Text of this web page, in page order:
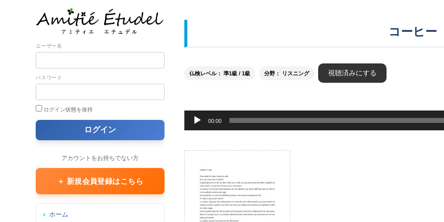
コーヒー
仏検レベル： 準1級 / 1級 分野： リスニング 視聴済みにする
声
レ
ー
ヤ
ー
00:00
ユーザー名
パスワード
ログイン状態を保持
アカウントをお持ちでない方
＋ 新規会員登録はこちら
ホーム